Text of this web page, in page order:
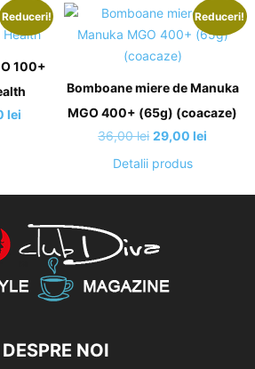
402,00 lei.
191,00 lei.
Reduceri!
100+
lei.
leiPrețul
Reduceri!
Bomboane miere de Manuka
MGO 400+ (65g) (coacaze)
36,00lei Prețul
inițial
fost:
29,00lei
29,00
Detalii produs
DESPRE NOI